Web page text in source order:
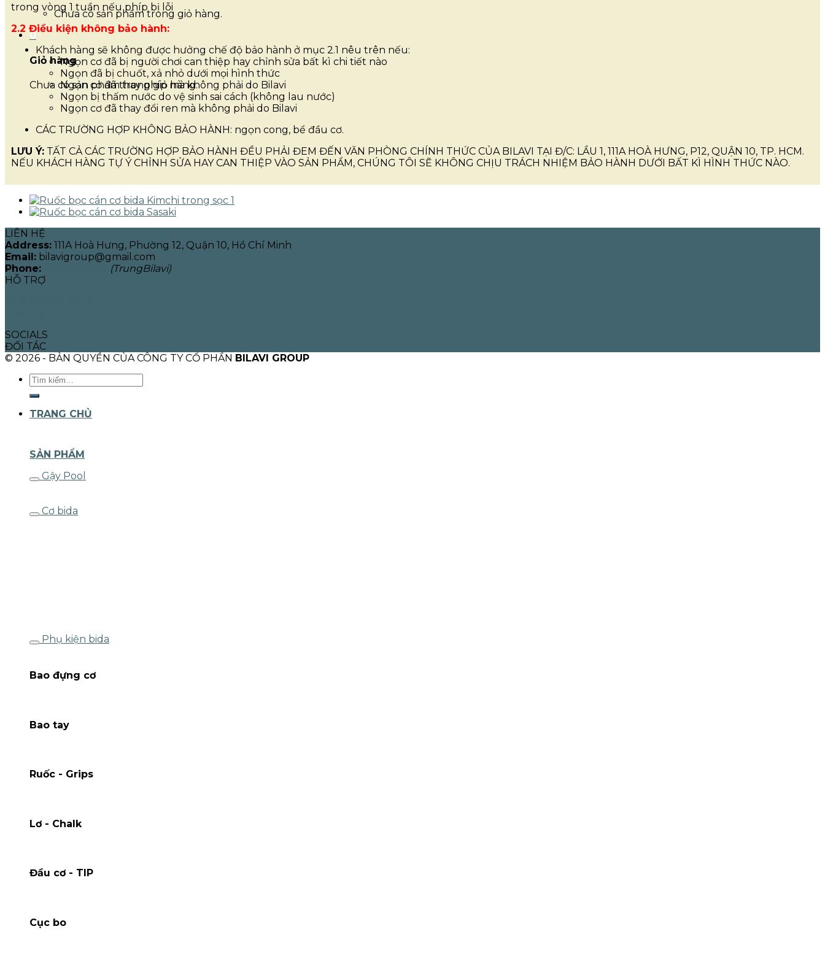
Chưa có sản phẩm trong giỏ hàng.
0
Giỏ hàng
Chưa có sản phẩm trong giỏ hàng.
trong vòng 1 tuần nếu phíp bị lỗi
2.2 Điều kiện không bảo hành:
Khách hàng sẽ không được hưởng chế độ bảo hành ở mục 2.1 nêu trên nếu:
Ngọn cơ đã bị người chơi can thiệp hay chỉnh sửa bất kì chi tiết nào
Ngọn đã bị chuốt, xả nhỏ dưới mọi hình thức
Ngọn cơ đã thay phíp mà không phải do Bilavi
Ngọn bị thấm nước do vệ sinh sai cách (không lau nước)
Ngọn cơ đã thay đổi ren mà không phải do Bilavi
CÁC TRƯỜNG HỢP KHÔNG BẢO HÀNH: ngọn cong, bể đầu cơ.
LƯU Ý: TẤT CẢ CÁC TRƯỜNG HỢP BẢO HÀNH ĐỀU PHẢI ĐEM ĐẾN VĂN PHÒNG CHÍNH THỨC CỦA BILAVI TẠI Đ/C: LẦU 1, 111A HOÀ HƯNG, P12, QUẬN 10, TP. HCM.
NẾU KHÁCH HÀNG TỰ Ý CHỈNH SỬA HAY CAN THIỆP VÀO SẢN PHẨM, CHÚNG TÔI SẼ KHÔNG CHỊU TRÁCH NHIỆM BẢO HÀNH DƯỚI BẤT KÌ HÌNH THỨC NÀO.
LIÊN HỆ
Address: 111A Hoà Hưng, Phường 12, Quận 10, Hồ Chí Minh
Email: bilavigroup@gmail.com
Phone:
(TrungBilavi)
HỖ TRỢ
SOCIALS
ĐỐI TÁC
© 2026 - BẢN QUYỀN CỦA CÔNG TY CỔ PHẦN BILAVI GROUP
Tìm
kiếm:
TRANG CHỦ
SẢN PHẨM
Gậy Pool
Cơ bida
Phụ kiện bida
Bao đựng cơ
Bao tay
Ruốc - Grips
Lơ - Chalk
Đầu cơ - TIP
Cục bo